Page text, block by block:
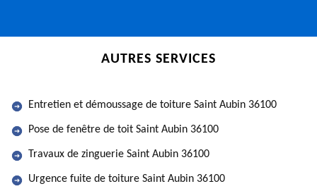
AUTRES SERVICES
Entretien et démoussage de toiture Saint Aubin 36100
Pose de fenêtre de toit Saint Aubin 36100
Travaux de zinguerie Saint Aubin 36100
Urgence fuite de toiture Saint Aubin 36100